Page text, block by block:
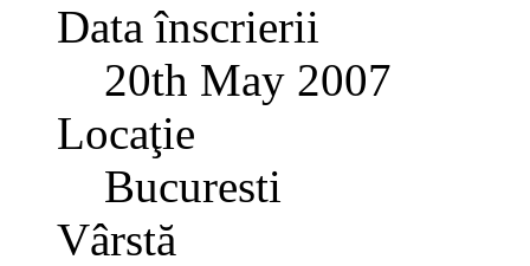
Data înscrierii
20th May 2007
Locaţie
Bucuresti
Vârstă